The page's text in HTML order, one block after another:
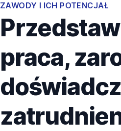
ZAWODY I ICH POTENCJAŁ
praca,